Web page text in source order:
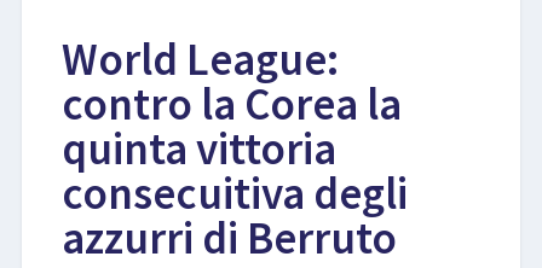
LIBRI
World League:
contro la Corea la
quinta vittoria
consecuitiva degli
azzurri di Berruto